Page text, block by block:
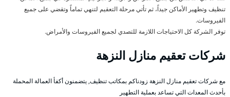
تنظيف وتطهير الأماكن جيداً، ثم تأتي مرحلة التعقيم لتنهي تماماً وتقضي على جميع
الفيروسات.
توفر الشركة كل الاحتياجات اللازمة للتصدي لجميع الفيروسات والأمراض.
شركات تعقيم منازل النزهة
مع شركات تعقيم منازل النزهة زودناكم بمكاتب تنظيف, يتضمنون أكفأ العمالة المحملة
بأحدث المعدات التي تساعد بعملية التطهير